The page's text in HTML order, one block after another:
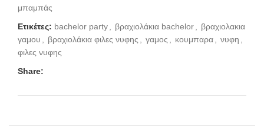
μπαμπάς
Ετικέτες: bachelor party βραχιολάκια bachelor
βραχιολακια
γαμου
βραχιολάκια φιλες νυφης γαμος κουμπαρα νυφη
φιλες νυφης
Share: